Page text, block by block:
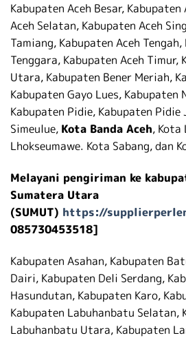
Kabupaten Aceh Besar,
Aceh Selatan, Kabupaten Aceh
Tamiang, Kabupaten Aceh
Tenggara, Kabupaten Aceh Timur,
Utara, Kabupaten Bener Meriah,
Kabupaten Gayo Lues, Kabupaten
Kabupaten Pidie, Kabupaten Pidie
Simeulue, Kota Banda Aceh, Kota
Lhokseumawe. Kota Sabang, dan
Melayani pengiriman ke
Sumatera Utara
(SUMUT) https://
085730453518]
Kabupaten Asahan, Kabupaten
Dairi, Kabupaten Deli Serdang,
Hasundutan, Kabupaten Karo,
Kabupaten Labuhanbatu Selatan,
Labuhanbatu Utara, Kabupaten